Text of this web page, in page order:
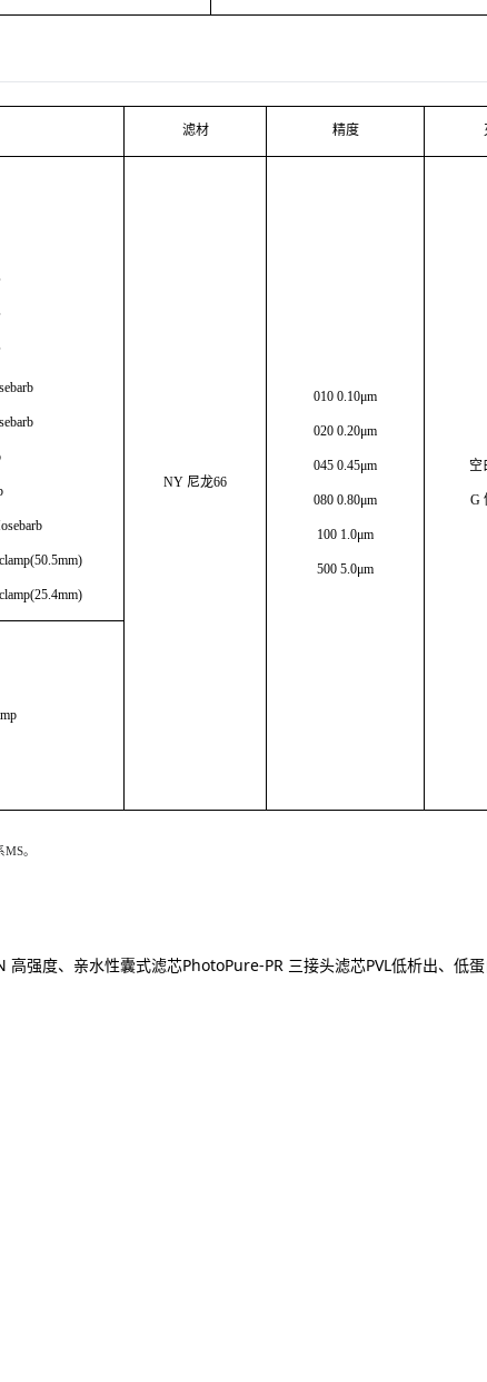
滤材 精度
NY 尼龙66
010 0.10μm
020 0.20μm
045 0.45μm
080 0.80μm
100 1.0μm
500 5.0μm
空
G
MS。
高强度、亲水性囊式滤芯PhotoPure-PR 三接头滤芯PVL低析出、低